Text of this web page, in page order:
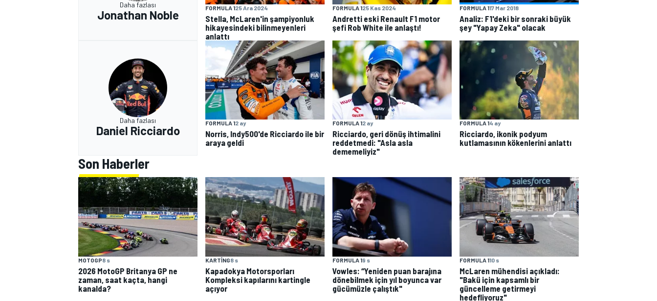
Daha fazlası
Jonathan Noble
FORMULA 125 Ara 2024
Stella, McLaren'in şampiyonluk
hikayesindeki bilinmeyenleri
anlattı
FORMULA 125 Kas 2024
Andretti eski Renault F1 motor
şefi Rob White ile anlaştı!
FORMULA 117 Mar 2018
Analiz: F1'deki bir sonraki büyük
şey "Yapay Zeka" olacak
Daha fazlası
Daniel Ricciardo
FORMULA 12 ay
Norris, Indy500'de Ricciardo ile bir
araya geldi
FORMULA 12 ay
Ricciardo, geri dönüş ihtimalini
reddetmedi: "Asla asla
dememeliyiz"
FORMULA 14 ay
Ricciardo, ikonik podyum
kutlamasının kökenlerini anlattı
Son Haberler
MOTOGP8 s
2026 MotoGP Britanya GP ne
zaman, saat kaçta, hangi
kanalda?
KARTING8 s
Kapadokya Motorsporları
Kompleksi kapılarını kartingle
açıyor
FORMULA 19 s
Vowles: “Yeniden puan barajına
dönebilmek için yıl boyunca var
gücümüzle çalıştık"
FORMULA 110 s
McLaren mühendisi açıkladı:
"Bakü için kapsamlı bir
güncelleme getirmeyi
hedefliyoruz"